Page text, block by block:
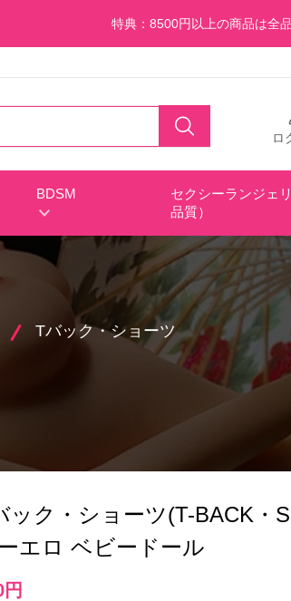
特典：8500円以上の商品は全
ロ
BDSM
セクシーランジェ
品質）
Tバック・ショーツ
ック・ショーツ(T-BACK・
エロ ベビードール